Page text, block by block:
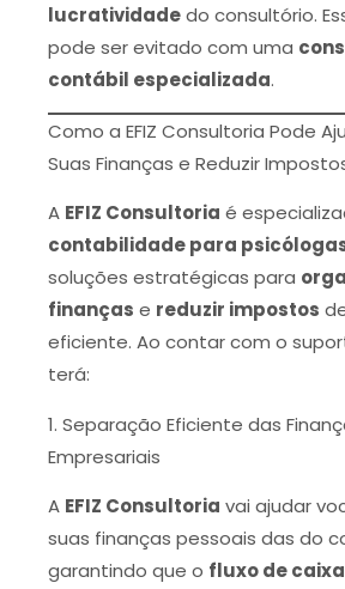
lucratividadedo consultório.
pode ser evitado com uma
contábil especializada.
Como a EFIZ Consultoria Pode
Suas Finanças e Reduzir
A EFIZ Consultoria é
contabilidade para
soluções estratégicas para
finanças e reduzir impostos
eficiente. Ao contar com o
terá:
1. Separação Eficiente das
Empresariais
A EFIZ Consultoria vai ajudar
suas finanças pessoais das do
garantindo que o fluxo de caixa